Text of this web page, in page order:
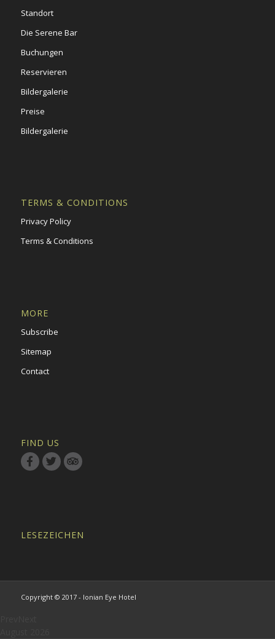
Standort
Die Serene Bar
Buchungen
Reservieren
Bildergalerie
Preise
Bildergalerie
TERMS & CONDITIONS
Privacy Policy
Terms & Conditions
MORE
Subscribe
Sitemap
Contact
FIND US
LESEZEICHEN
Copyright © 2017 - Ionian Eye Hotel